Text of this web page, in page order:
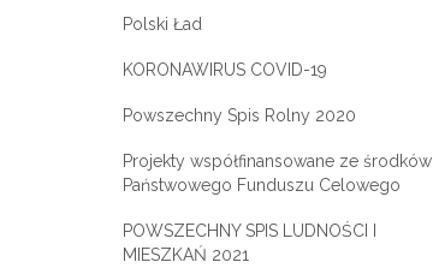
Polski Ład
KORONAWIRUS COVID-19
Powszechny Spis Rolny 2020
Projekty współfinansowane ze środków
Państwowego Funduszu Celowego
POWSZECHNY SPIS LUDNOŚCI I
MIESZKAŃ 2021